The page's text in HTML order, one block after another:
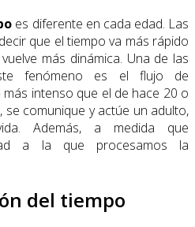
es diferente en cada edad. Las
que el tiempo va más rápido
más dinámica. Una de las
fenómeno es el flujo de
intenso que el de hace 20 o
se comunique y actúe un adulto,
Además, a medida que
a la que procesamos la
del tiempo